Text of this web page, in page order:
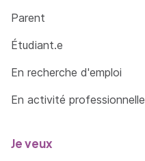
Parent
Étudiant.e
En recherche d'emploi
En activité professionnelle
Je veux